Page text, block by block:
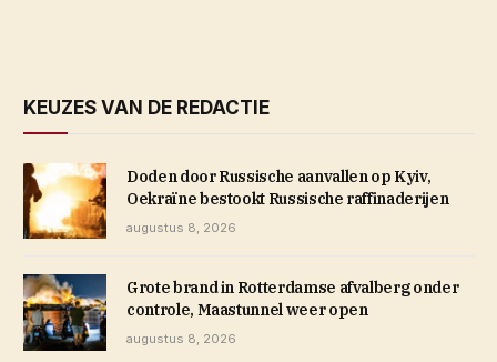
KEUZES VAN DE REDACTIE
Doden door Russische aanvallen op Kyiv,
Oekraïne bestookt Russische raffinaderijen
augustus 8, 2026
Grote brand in Rotterdamse afvalberg onder
controle, Maastunnel weer open
augustus 8, 2026